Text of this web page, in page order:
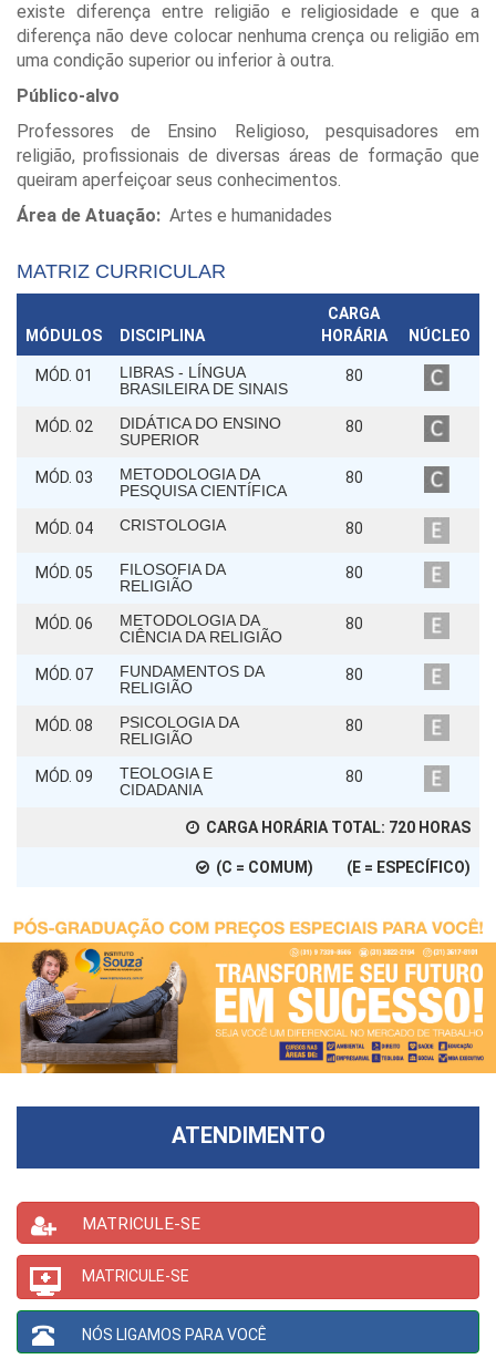
existe diferença entre religião e religiosidade e que a
diferença não deve colocar nenhuma crença ou religião em
uma condição superior ou inferior à outra.
Público-alvo
Professores de Ensino Religioso, pesquisadores em
religião, profissionais de diversas áreas de formação que
queiram aperfeiçoar seus conhecimentos.
Área de Atuação: Artes e humanidades
MATRIZ CURRICULAR
MÓDULOS DISCIPLINA
CARGA
HORÁRIA
NÚCLEO
MÓD. 01
LIBRAS - LÍNGUA
BRASILEIRA DE SINAIS
80
MÓD. 02
DIDÁTICA DO ENSINO
SUPERIOR
80
MÓD. 03
METODOLOGIA DA
PESQUISA CIENTÍFICA
80
MÓD. 04 CRISTOLOGIA 80
MÓD. 05
FILOSOFIA DA
RELIGIÃO
80
MÓD. 06
METODOLOGIA DA
CIÊNCIA DA RELIGIÃO
80
MÓD. 07
FUNDAMENTOS DA
RELIGIÃO
80
MÓD. 08
PSICOLOGIA DA
RELIGIÃO
80
MÓD. 09
TEOLOGIA E
CIDADANIA
80
CARGA HORÁRIA TOTAL: 720 HORAS
(C = COMUM) (E = ESPECÍFICO)
ATENDIMENTO
MATRICULE-SE
MATRICULE-SE
NÓS LIGAMOS PARA VOCÊ